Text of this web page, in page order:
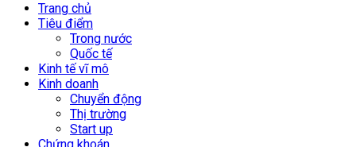
Trang chủ
Tiêu điểm
Trong nước
Quốc tế
Kinh tế vĩ mô
Kinh doanh
Chuyển động
Thị trường
Start up